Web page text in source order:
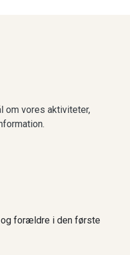
om vores aktiviteter,
og forældre i den første